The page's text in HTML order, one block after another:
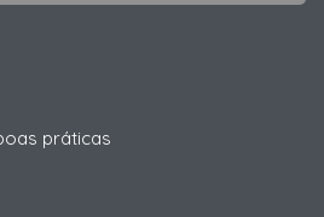
práticas